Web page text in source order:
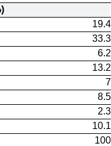
19.4
33.3
6.2
13.2
7
8.5
2.3
10.1
100